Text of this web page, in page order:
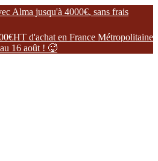
ec Alma jusqu'à 4000€, sans frais
0€HT d'achat en France Métropolitaine
au 16 août ! 